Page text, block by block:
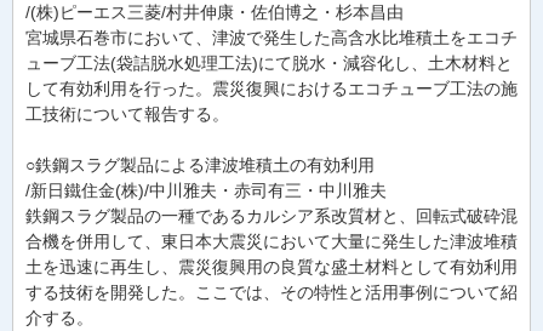
/(株)ピーエス三菱/村井伸康・佐伯博之・杉本昌由
宮城県石巻市において、津波で発生した高含水比堆積土をエコチ
ューブ工法(袋詰脱水処理工法)にて脱水・減容化し、土木材料と
して有効利用を行った。震災復興におけるエコチューブ工法の施
工技術について報告する。
○鉄鋼スラグ製品による津波堆積土の有効利用
/新日鐵住金(株)/中川雅夫・赤司有三・中川雅夫
鉄鋼スラグ製品の一種であるカルシア系改質材と、回転式破砕混
合機を併用して、東日本大震災において大量に発生した津波堆積
土を迅速に再生し、震災復興用の良質な盛土材料として有効利用
する技術を開発した。ここでは、その特性と活用事例について紹
介する。